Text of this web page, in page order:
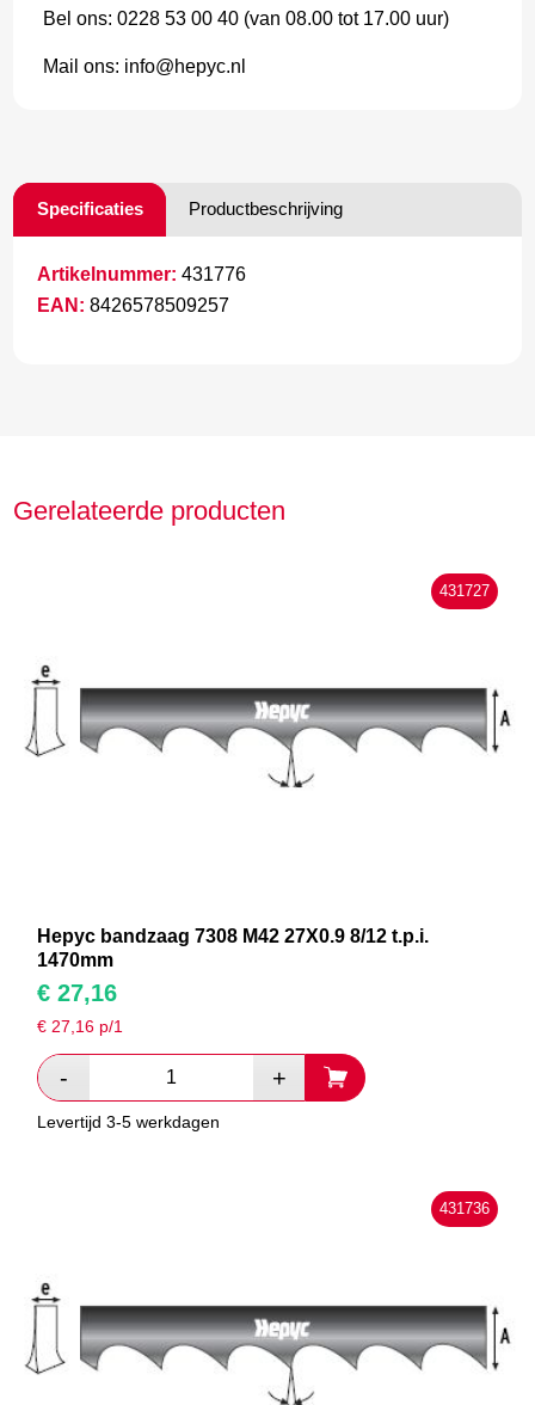
Bel ons: 0228 53 00 40 (van 08.00 tot 17.00 uur)
Mail ons: info@hepyc.nl
Specificaties Productbeschrijving
Artikelnummer: 431776
EAN: 8426578509257
Gerelateerde producten
431727
Hepyc bandzaag 7308 M42 27X0.9 8/12 t.p.i.
1470mm
€ 27,16
€27,16 p/1
Levertijd 3-5 werkdagen
431736